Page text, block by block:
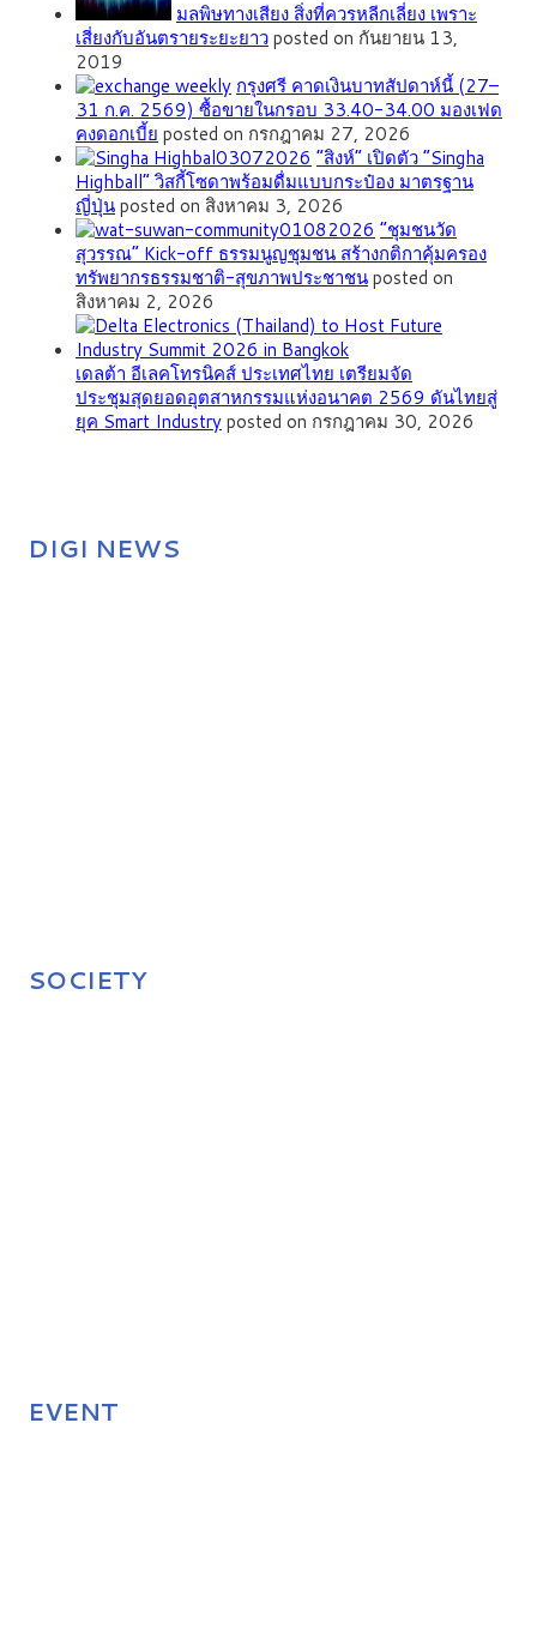
มลพิษทางเสียง สิ่งที่ควรหลีกเลี่ยง เพราะ
เสี่ยงกับอันตรายระยะยาวposted on กันยายน 13,
2019
กรุงศรี คาดเงินบาทสัปดาห์นี้ (27–
31 ก.ค. 2569) ซื้อขายในกรอบ 33.40-34.00 มองเฟด
คงดอกเบี้ย posted on กรกฎาคม 27, 2026
“สิงห์” เปิดตัว “Singha
Highball” วิสกี้โซดาพร้อมดื่มแบบกระป๋อง มาตรฐาน
ญี่ปุ่นposted on สิงหาคม 3, 2026
”ชุมชนวัด
สุวรรณ” Kick-off ธรรมนูญชุมชน สร้างกติกาคุ้มครอง
ทรัพยากรธรรมชาติ-สุขภาพประชาชนposted on
สิงหาคม 2, 2026
เดลต้า อีเลคโทรนิคส์ ประเทศไทย เตรียมจัด
ประชุมสุดยอดอุตสาหกรรมแห่งอนาคต 2569 ดันไทยสู่
ยุค Smart Industryposted on กรกฎาคม 30, 2026
DIGI NEWS
SOCIETY
EVENT